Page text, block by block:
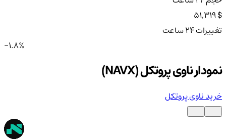
$ 51,319
تغییرات ۲۴ ساعت
-1.8%
نمودار ناوی پروتکل (NAVX)
خرید ناوی پروتکل